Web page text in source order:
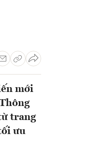
mới
trang
ưu